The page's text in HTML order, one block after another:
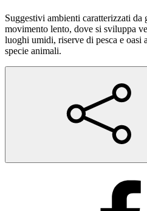
Suggestivi ambienti caratterizzati da
movimento lento, dove si sviluppa
luoghi umidi, riserve di pesca e oasi
specie animali.